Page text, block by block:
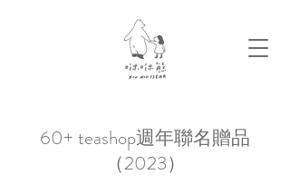
60+ teashop週年聯名贈品
（2023）